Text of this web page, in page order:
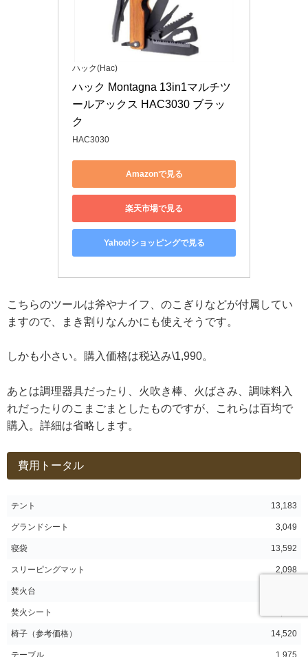
ハック(Hac)
ハック Montagna 13in1マルチツ
ールアックス HAC3030 ブラッ
ク
HAC3030
Amazonで見る
楽天市場で見る
Yahoo!ショッピングで見る
こちらのツールは斧やナイフ、のこぎりなどが付属してい
ますので、まき割りなんかにも使えそうです。
しかも小さい。購入価格は税込み\1,990。
あとは調理器具だったり、火吹き棒、火ばさみ、調味料入
れだったりのこまごまとしたものですが、これらは百均で
購入。詳細は省略します。
費用トータル
テント 13,183
グランドシート 3,049
寝袋 13,592
スリーピングマット 2,098
焚火台
焚火シート
椅子（参考価格） 14,520
テーブル 1,975